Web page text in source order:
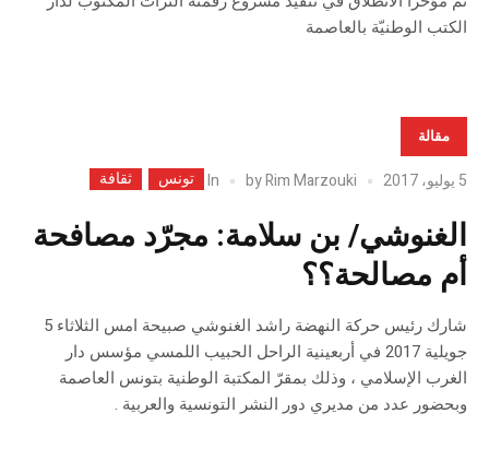
الكتب الوطنيّة بالعاصمة
مقالة
5 يوليو، 2017 byRim Marzouki
In تونس ثقافة
الغنوشي/ بن سلامة: مجرّد مصافحة
أم مصالحة؟؟
شارك رئيس حركة النهضة راشد الغنوشي صبيحة امس الثلاثاء 5
جويلية 2017 في أربعينية الراحل الحبيب اللمسي مؤسس دار
الغرب الإسلامي ، وذلك بمقرّ المكتبة الوطنية بتونس العاصمة
وبحضور عدد من مديري دور النشر التونسية والعربية .